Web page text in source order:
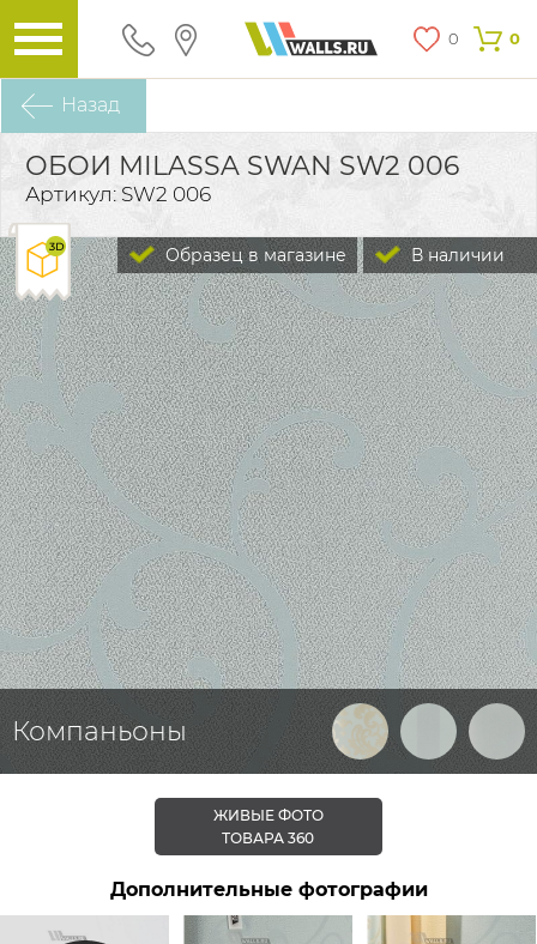
0 0
Назад
ОБОИ MILASSA SWAN SW2 006
Артикул: SW2 006
В наличии
Образец в магазине
Компаньоны
ЖИВЫЕ ФОТО
ТОВАРА 360
Дополнительные фотографии